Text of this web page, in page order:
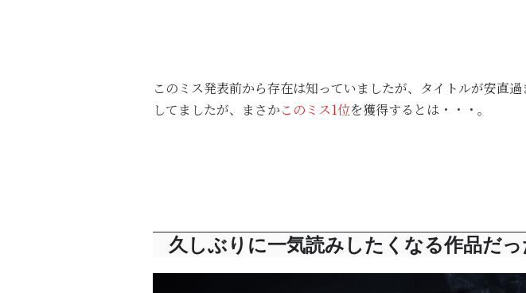
このミス発表前から存在は知っていましたが、タイトルが安直
してましたが、まさかこのミス1位を獲得するとは・・・。
久しぶりに一気読みしたくなる作品だっ